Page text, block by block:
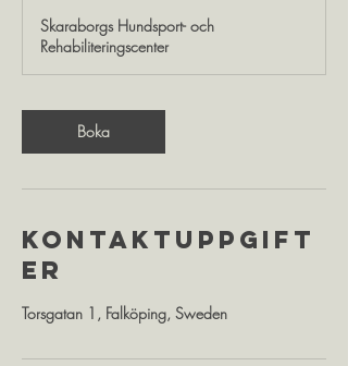
Skaraborgs Hundsport- och
Rehabiliteringscenter
Boka
Kontaktuppgift
er
Torsgatan 1, Falköping, Sweden